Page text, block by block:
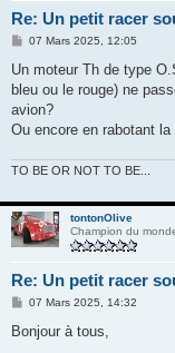
Re: Un petit racer
M
s
a
g
07 Mars 2025, 12:05
Un moteur Th de type
bleu ou le rouge) ne
avion?
Ou encore en rabotant
TO BE OR NOT TO BE...
tontonOlive
Champion du
Re: Un petit racer
M
s
07 Mars 2025, 14:32
Bonjour à tous,